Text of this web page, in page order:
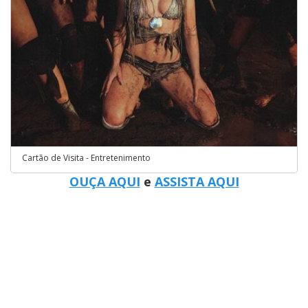
Cartão de Visita - Entretenimento
OUÇA AQUI e ASSISTA AQUI